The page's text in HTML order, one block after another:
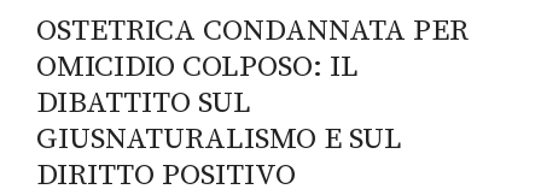
OSTETRICA CONDANNATA PER
OMICIDIO COLPOSO: IL
DIBATTITO SUL
GIUSNATURALISMO E SUL
DIRITTO POSITIVO